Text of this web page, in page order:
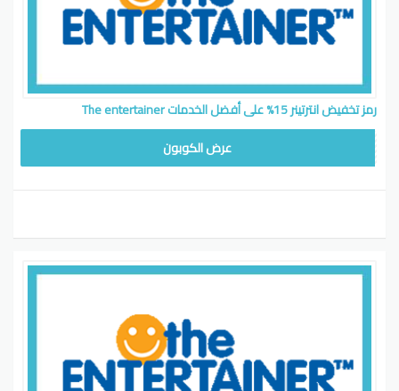
رمز تخفيض انترتينر 15% على أفضل الخدمات The entertainer
عرض الكوبون